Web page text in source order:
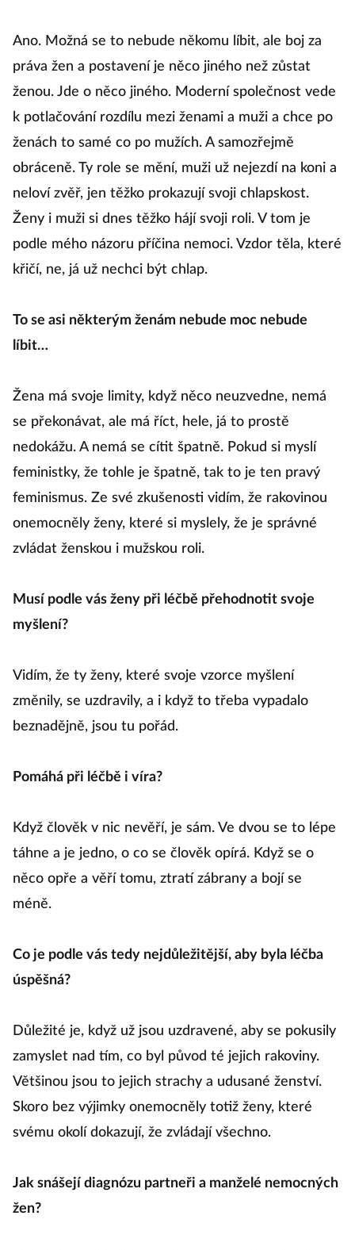
Ano. Možná se to nebude někomu líbit, ale boj za
práva žen a postavení je něco jiného než zůstat
ženou. Jde o něco jiného. Moderní společnost vede
k potlačování rozdílu mezi ženami a muži a chce po
ženách to samé co po mužích. A samozřejmě
obráceně. Ty role se mění, muži už nejezdí na koni a
neloví zvěř, jen těžko prokazují svoji chlapskost.
Ženy i muži si dnes těžko hájí svoji roli. V tom je
podle mého názoru příčina nemoci. Vzdor těla, které
křičí, ne, já už nechci být chlap.
To se asi některým ženám nebude moc nebude
líbit…
Žena má svoje limity, když něco neuzvedne, nemá
se překonávat, ale má říct, hele, já to prostě
nedokážu. A nemá se cítit špatně. Pokud si myslí
feministky, že tohle je špatně, tak to je ten pravý
feminismus. Ze své zkušenosti vidím, že rakovinou
onemocněly ženy, které si myslely, že je správné
zvládat ženskou i mužskou roli.
Musí podle vás ženy při léčbě přehodnotit svoje
myšlení?
Vidím, že ty ženy, které svoje vzorce myšlení
změnily, se uzdravily, a i když to třeba vypadalo
beznadějně, jsou tu pořád.
Pomáhá při léčbě i víra?
Když člověk v nic nevěří, je sám. Ve dvou se to lépe
táhne a je jedno, o co se člověk opírá. Když se o
něco opře a věří tomu, ztratí zábrany a bojí se
méně.
Co je podle vás tedy nejdůležitější, aby byla léčba
úspěšná?
Důležité je, když už jsou uzdravené, aby se pokusily
zamyslet nad tím, co byl původ té jejich rakoviny.
Většinou jsou to jejich strachy a udusané ženství.
Skoro bez výjimky onemocněly totiž ženy, které
svému okolí dokazují, že zvládají všechno.
Jak snášejí diagnózu partneři a manželé nemocných
žen?